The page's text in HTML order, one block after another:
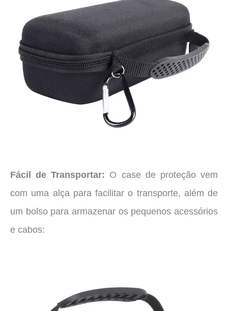
Fácil de Transportar: O case de proteção vem
com uma alça para facilitar o transporte, além de
um bolso para armazenar os pequenos acessórios
e cabos: